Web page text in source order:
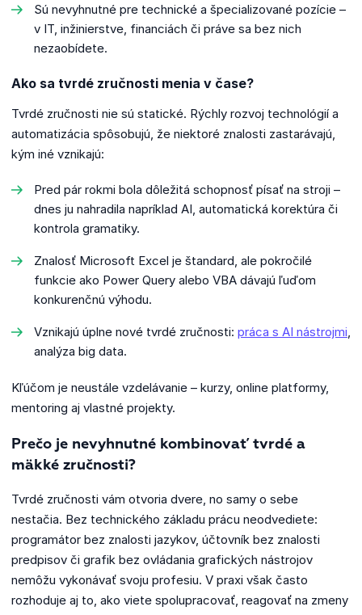
Sú nevyhnutné pre technické a špecializované pozície –
v IT, inžinierstve, financiách či práve sa bez nich
nezaobídete.
Ako sa tvrdé zručnosti menia v čase?
Tvrdé zručnosti nie sú statické. Rýchly rozvoj technológií a
automatizácia spôsobujú, že niektoré znalosti zastarávajú,
kým iné vznikajú:
Pred pár rokmi bola dôležitá schopnosť písať na stroji –
dnes ju nahradila napríklad AI, automatická korektúra či
kontrola gramatiky.
Znalosť Microsoft Excel je štandard, ale pokročilé
funkcie ako Power Query alebo VBA dávajú ľuďom
konkurenčnú výhodu.
Vznikajú úplne nové tvrdé zručnosti: práca s AI nástrojmi
analýza big data.
Kľúčom je neustále vzdelávanie – kurzy, online platformy,
mentoring aj vlastné projekty.
Prečo je nevyhnutné kombinovať tvrdé a
mäkké zručnosti?
Tvrdé zručnosti vám otvoria dvere, no samy o sebe
nestačia. Bez technického základu prácu neodvediete:
programátor bez znalosti jazykov, účtovník bez znalosti
predpisov či grafik bez ovládania grafických nástrojov
nemôžu vykonávať svoju profesiu. V praxi však často
rozhoduje aj to, ako viete spolupracovať, reagovať na zmeny